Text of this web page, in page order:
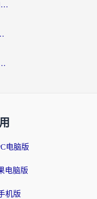
海外回国加速器怎么选？斧牛和海龟哪个好？一篇帮你避开坑的实用指南
为了刷剧那么简单
好用吗？3分钟选对回国加速器，无缝刷剧玩游戏
电脑版
电脑版
机版